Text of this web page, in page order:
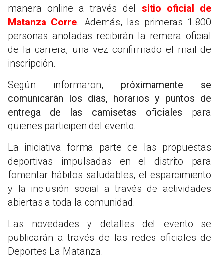
manera online a través del sitio oficial de
Matanza Corre. Además, las primeras 1.800
personas anotadas recibirán la remera oficial
de la carrera, una vez confirmado el mail de
inscripción.
Según informaron, próximamente se
comunicarán los días, horarios y puntos de
entrega de las camisetas oficiales para
quienes participen del evento.
La iniciativa forma parte de las propuestas
deportivas impulsadas en el distrito para
fomentar hábitos saludables, el esparcimiento
y la inclusión social a través de actividades
abiertas a toda la comunidad.
Las novedades y detalles del evento se
publicarán a través de las redes oficiales de
Deportes La Matanza.